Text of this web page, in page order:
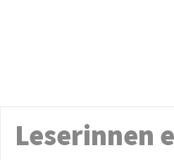
Leserinnen